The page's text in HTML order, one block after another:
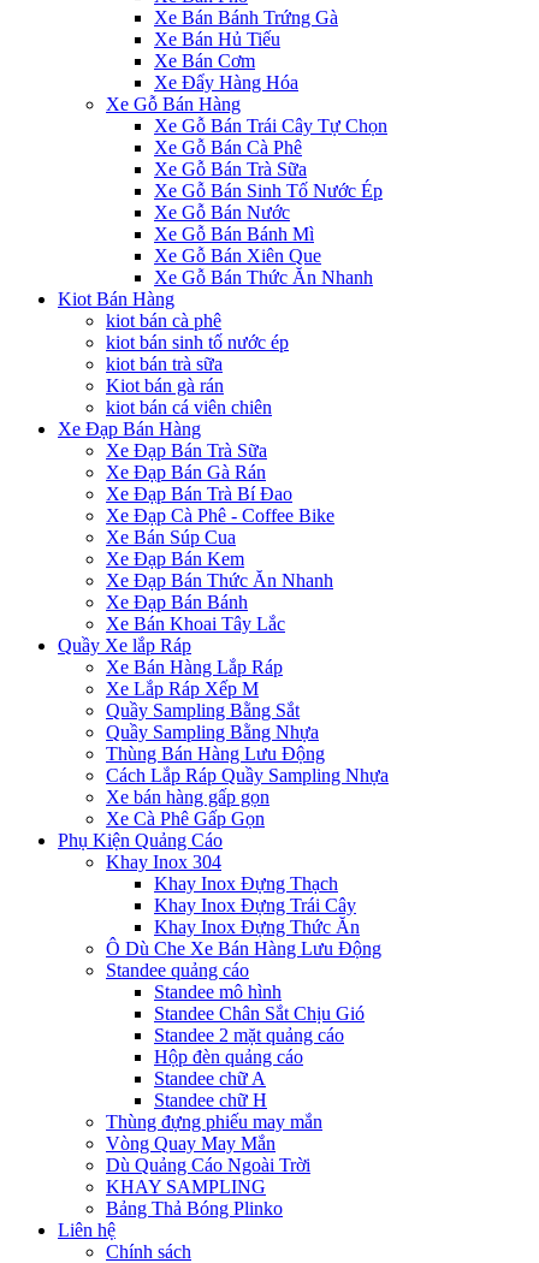
Xe Bán Bánh Trứng Gà
Xe Bán Hủ Tiếu
Xe Bán Cơm
Xe Đẩy Hàng Hóa
Xe Gỗ Bán Hàng
Xe Gỗ Bán Trái Cây Tự Chọn
Xe Gỗ Bán Cà Phê
Xe Gỗ Bán Trà Sữa
Xe Gỗ Bán Sinh Tố Nước Ép
Xe Gỗ Bán Nước
Xe Gỗ Bán Bánh Mì
Xe Gỗ Bán Xiên Que
Xe Gỗ Bán Thức Ăn Nhanh
Kiot Bán Hàng
kiot bán cà phê
kiot bán sinh tố nước ép
kiot bán trà sữa
Kiot bán gà rán
kiot bán cá viên chiên
Xe Đạp Bán Hàng
Xe Đạp Bán Trà Sữa
Xe Đạp Bán Gà Rán
Xe Đạp Bán Trà Bí Đao
Xe Đạp Cà Phê - Coffee Bike
Xe Bán Súp Cua
Xe Đạp Bán Kem
Xe Đạp Bán Thức Ăn Nhanh
Xe Đạp Bán Bánh
Xe Bán Khoai Tây Lắc
Quầy Xe lắp Ráp
Xe Bán Hàng Lắp Ráp
Xe Lắp Ráp Xếp M
Quầy Sampling Bằng Sắt
Quầy Sampling Bằng Nhựa
Thùng Bán Hàng Lưu Động
Cách Lắp Ráp Quầy Sampling Nhựa
Xe bán hàng gấp gọn
Xe Cà Phê Gấp Gọn
Phụ Kiện Quảng Cáo
Khay Inox 304
Khay Inox Đựng Thạch
Khay Inox Đựng Trái Cây
Khay Inox Đựng Thức Ăn
Ô Dù Che Xe Bán Hàng Lưu Động
Standee quảng cáo
Standee mô hình
Standee Chân Sắt Chịu Gió
Standee 2 mặt quảng cáo
Hộp đèn quảng cáo
Standee chữ A
Standee chữ H
Thùng đựng phiếu may mắn
Vòng Quay May Mắn
Dù Quảng Cáo Ngoài Trời
KHAY SAMPLING
Bảng Thả Bóng Plinko
Liên hệ
Chính sách